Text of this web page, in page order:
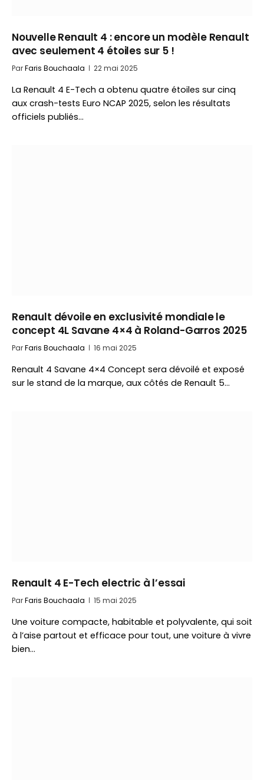
Nouvelle Renault 4 : encore un modèle Renault
avec seulement 4 étoiles sur 5 !
ParFaris Bouchaala 22 mai 2025
La Renault 4 E-Tech a obtenu quatre étoiles sur cinq
aux crash-tests Euro NCAP 2025, selon les résultats
officiels publiés…
Renault dévoile en exclusivité mondiale le
concept 4L Savane 4×4 à Roland-Garros 2025
ParFaris Bouchaala 16 mai 2025
Renault 4 Savane 4×4 Concept sera dévoilé et exposé
sur le stand de la marque, aux côtés de Renault 5…
Renault 4 E-Tech electric à l’essai
ParFaris Bouchaala 15 mai 2025
Une voiture compacte, habitable et polyvalente, qui soit
à l’aise partout et efficace pour tout, une voiture à vivre
bien…